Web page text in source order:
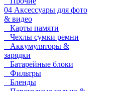
04 Аксессуары для фото
& видео
Карты памяти
Чехлы сумки ремни
Аккумуляторы &
зарядки
Батарейные блоки
Фильтры
Бленды